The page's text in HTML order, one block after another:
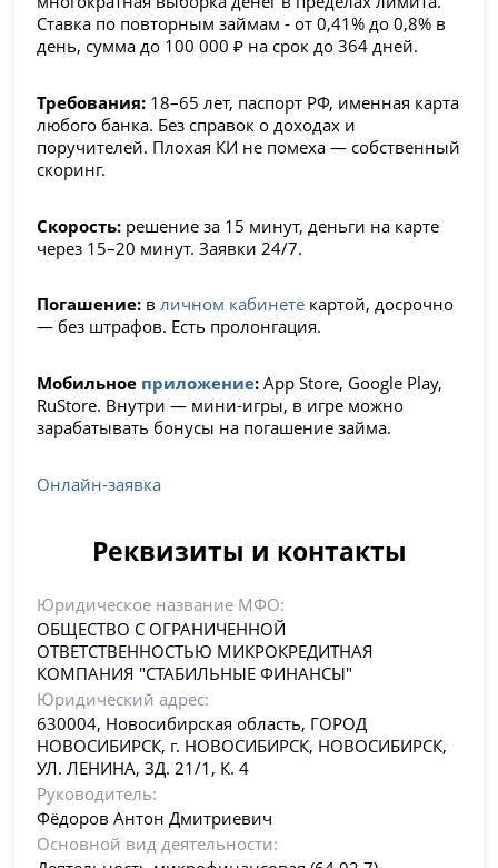
Ставка по повторным займам - от 0,41% до 0,8% в
день, сумма до 100 000 ₽ на срок до 364 дней.
Требования: 18–65 лет, паспорт РФ, именная карта
любого банка. Без справок о доходах и
поручителей. Плохая КИ не помеха — собственный
скоринг.
Скорость: решение за 15 минут, деньги на карте
через 15–20 минут. Заявки 24/7.
Погашение: вличном кабинете картой, досрочно
— без штрафов. Есть пролонгация.
Мобильное приложение: App Store, Google Play,
RuStore. Внутри — мини-игры, в игре можно
зарабатывать бонусы на погашение займа.
Онлайн-заявка
Реквизиты и контакты
Юридическое название МФО:
ОБЩЕСТВО С ОГРАНИЧЕННОЙ
ОТВЕТСТВЕННОСТЬЮ МИКРОКРЕДИТНАЯ
КОМПАНИЯ "СТАБИЛЬНЫЕ ФИНАНСЫ"
Юридический адрес:
630004, Новосибирская область, ГОРОД
НОВОСИБИРСК, г. НОВОСИБИРСК, НОВОСИБИРСК,
УЛ. ЛЕНИНА, ЗД. 21/1, К. 4
Руководитель:
Фёдоров Антон Дмитриевич
Основной вид деятельности: